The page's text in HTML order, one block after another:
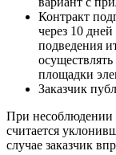
Контракт
через 10
подведения
площадки
Заказчик
При несоблюдении
считается
случае заказчик